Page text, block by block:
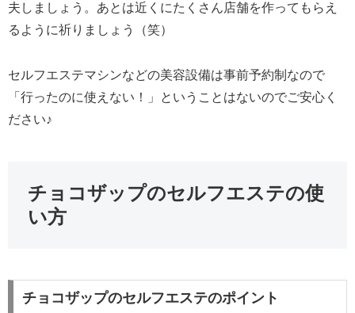
夫しましょう。あとは近くにたくさん店舗を作ってもらえ
るように祈りましょう（笑）
セルフエステマシンなどの美容設備は事前予約制なので
「行ったのに使えない！」ということはないのでご安心く
ださい♪
チョコザップのセルフエステの使
い方
チョコザップのセルフエステのポイント